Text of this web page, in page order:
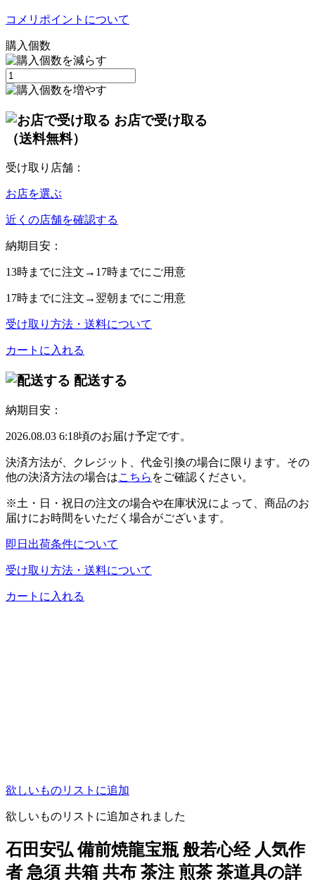
コメリポイントについて
購入個数
お店で受け取る
（送料無料）
受け取り店舗：
お店を選ぶ
近くの店舗を確認する
納期目安：
13時までに注文→ 17時までにご用意
17時までに注文→ 翌朝 までにご用意
受け取り方法・送料について
カートに入れる
配送する
納期目安：
2026.08.03 6:18頃のお届け予定です。
決済方法が、クレジット、代金引換の場合に限ります。その
他の決済方法の場合はこちら をご確認ください。
※土・日・祝日の注文の場合や在庫状況によって、商品のお
届けにお時間をいただく場合がございます。
即日出荷条件について
受け取り方法・送料について
カートに入れる
欲しいものリストに追加
欲しいものリストに追加されました
石田安弘 備前焼龍宝瓶 般若心经 人気作
者 急須 共箱 共布 茶注 煎茶 茶道具の詳